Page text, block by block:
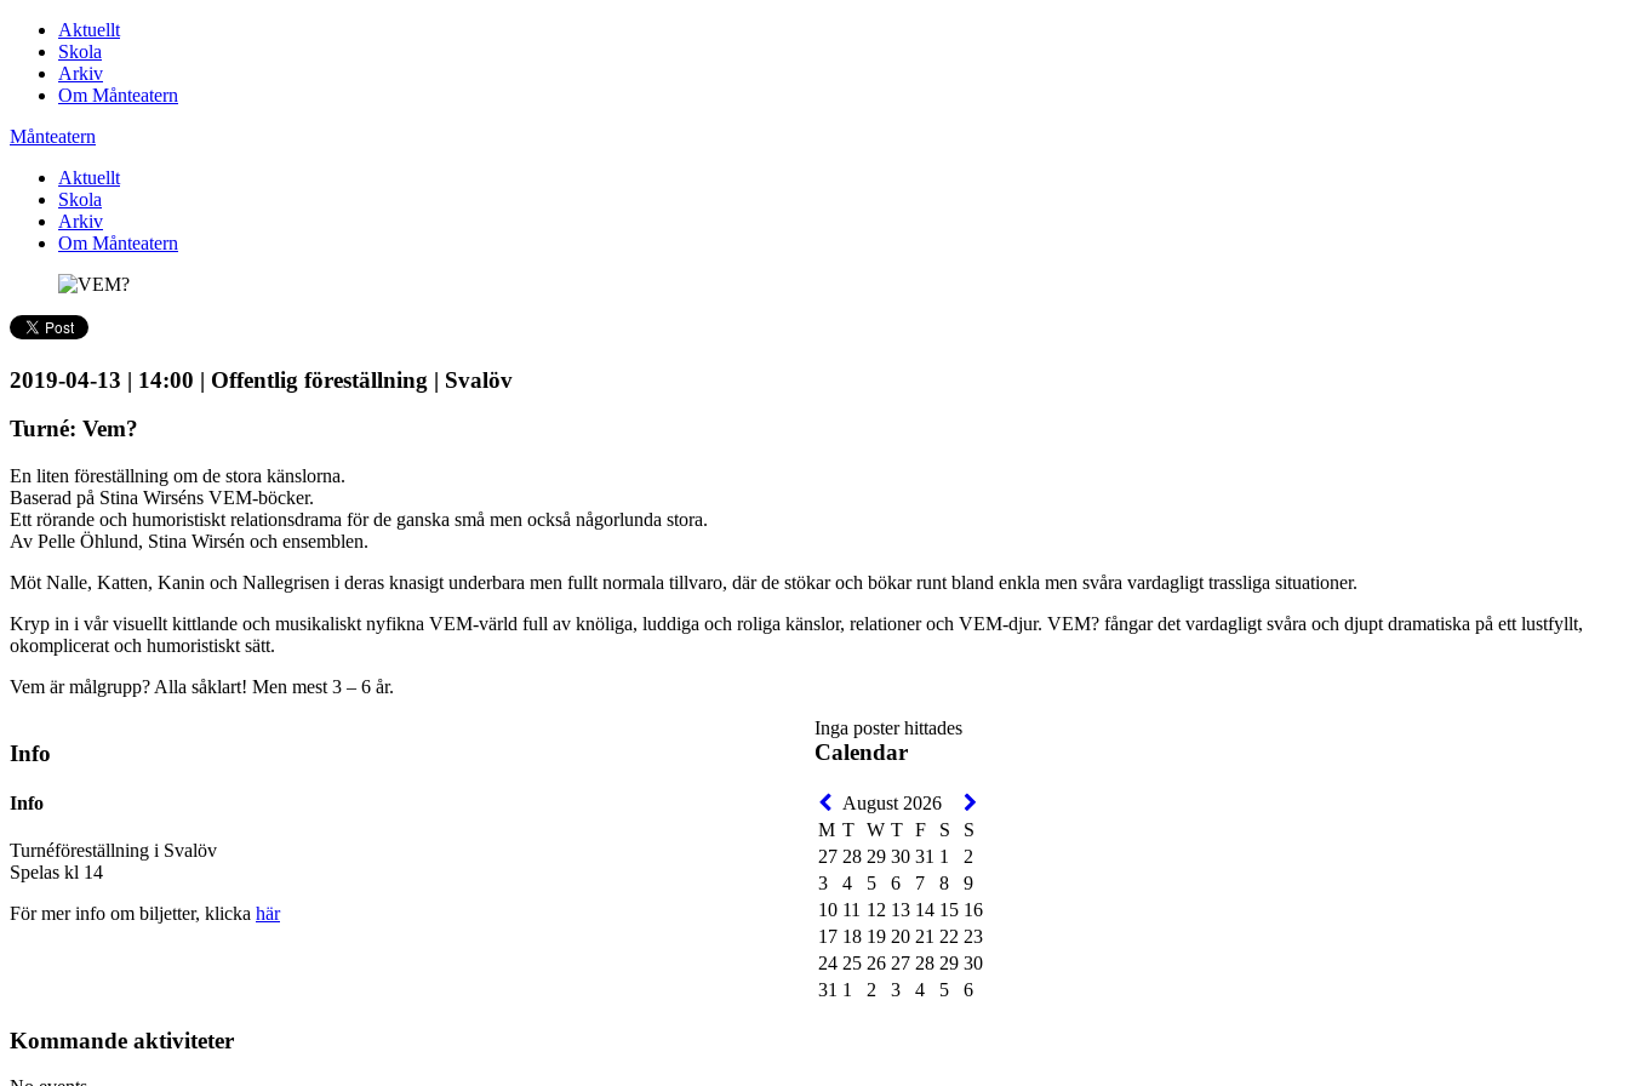
Aktuellt
Skola
Arkiv
Om Månteatern
Månteatern
Aktuellt
Skola
Arkiv
Om Månteatern
2019-04-13 | 14:00 | Offentlig föreställning | Svalöv
Turné: Vem?
En liten föreställning om de stora känslorna.
Baserad på Stina Wirséns VEM-böcker.
Ett rörande och humoristiskt relationsdrama för de ganska små men också någorlunda stora.
Av Pelle Öhlund, Stina Wirsén och ensemblen.
Möt Nalle, Katten, Kanin och Nallegrisen i deras knasigt underbara men fullt normala tillvaro, där de stökar och bökar runt bland enkla men svåra vardagligt trassliga situationer.
Kryp in i vår visuellt kittlande och musikaliskt nyfikna VEM-värld full av knöliga, luddiga och roliga känslor, relationer och VEM-djur. VEM? fångar det vardagligt svåra och djupt dramatiska på ett lustfyllt,
okomplicerat och humoristiskt sätt.
Vem är målgrupp? Alla såklart! Men mest 3 – 6 år.
Info
Info
Turnéföreställning i Svalöv
Spelas kl 14
För mer info om biljetter, klicka här
Inga poster hittades
Calendar
August 2026
M T W T F S
S
27 28 29 30 31 1
2
3
4 5 6 7 8
9
10 11 12 13 14 15 16
17 18 19 20 21 22 23
24 25 26 27 28 29 30
31 1 2 3 4 5 6
Kommande aktiviteter